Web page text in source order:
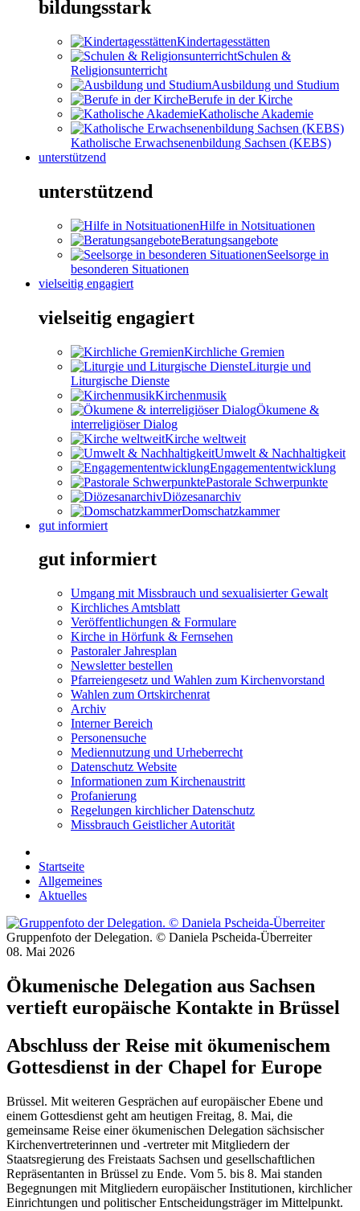
bildungsstark
Kindertagesstätten
Schulen &
Religionsunterricht
Ausbildung und Studium
Berufe in der Kirche
Katholische Akademie
Katholische Erwachsenenbildung Sachsen (KEBS)
unterstützend
unterstützend
Hilfe in Notsituationen
Beratungsangebote
Seelsorge in
besonderen Situationen
vielseitig engagiert
vielseitig engagiert
Kirchliche Gremien
Liturgie und
Liturgische Dienste
Kirchenmusik
Ökumene &
interreligiöser Dialog
Kirche weltweit
Umwelt & Nachhaltigkeit
Engagemententwicklung
Pastorale Schwerpunkte
Diözesanarchiv
Domschatzkammer
gut informiert
gut informiert
Umgang mit Missbrauch und sexualisierter Gewalt
Kirchliches Amtsblatt
Veröffentlichungen & Formulare
Kirche in Hörfunk & Fernsehen
Pastoraler Jahresplan
Newsletter bestellen
Pfarreiengesetz und Wahlen zum Kirchenvorstand
Wahlen zum Ortskirchenrat
Archiv
Interner Bereich
Personensuche
Mediennutzung und Urheberrecht
Datenschutz Website
Informationen zum Kirchenaustritt
Profanierung
Regelungen kirchlicher Datenschutz
Missbrauch Geistlicher Autorität
Startseite
Allgemeines
Aktuelles
Gruppenfoto der Delegation. © Daniela Pscheida-Überreiter
08. Mai 2026
Ökumenische Delegation aus Sachsen
vertieft europäische Kontakte in Brüssel
Abschluss der Reise mit ökumenischem
Gottesdienst in der Chapel for Europe
Brüssel. Mit weiteren Gesprächen auf europäischer Ebene und
einem Gottesdienst geht am heutigen Freitag, 8. Mai, die
gemeinsame Reise einer ökumenischen Delegation sächsischer
Kirchenvertreterinnen und -vertreter mit Mitgliedern der
Staatsregierung des Freistaats Sachsen und gesellschaftlichen
Repräsentanten in Brüssel zu Ende. Vom 5. bis 8. Mai standen
Begegnungen mit Mitgliedern europäischer Institutionen, kirchlicher
Einrichtungen und politischer Entscheidungsträger im Mittelpunkt.